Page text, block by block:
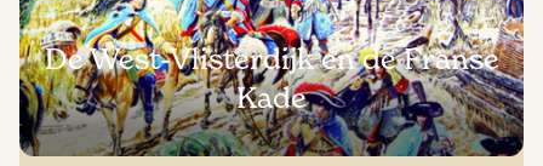
De West-Vlisterdijk en de Franse
Kade